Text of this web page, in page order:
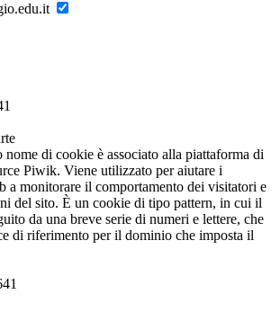
nome di cookie è associato alla piattaforma di
Piwik. Viene utilizzato per aiutare i
a monitorare il comportamento dei visitatori e
del sito. È un cookie di tipo pattern, in cui il
da una breve serie di numeri e lettere, che
di riferimento per il dominio che imposta il